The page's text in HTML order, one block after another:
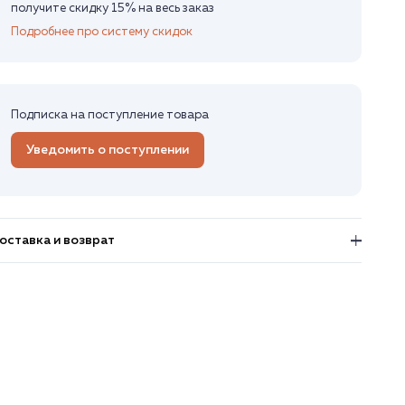
получите скидку 15% на весь заказ
Подробнее про систему скидок
Подписка на поступление товара
Уведомить о поступлении
и возврат